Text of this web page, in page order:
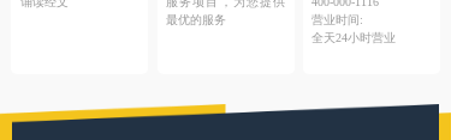
最优的服务
营业时间:
全天24小时营业